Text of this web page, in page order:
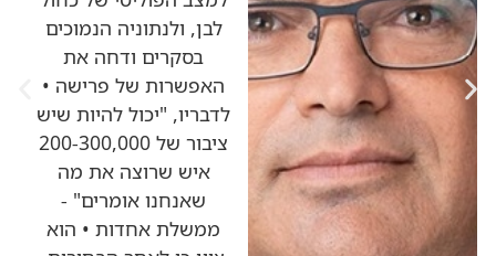
לבן, ולנתוניה הנמוכים
בסקרים ודחה את
האפשרות של פרישה •
לדבריו, "יכול להיות שיש
ציבור של 200-300,000
איש שרוצה את מה
שאנחנו אומרים" -
ממשלת אחדות • הוא